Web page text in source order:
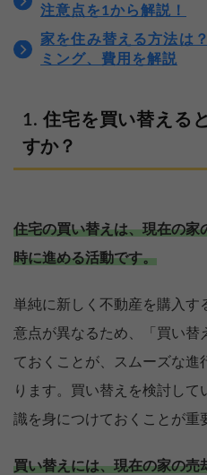
注意点を1から解説！
家を住み替える方法は
ミング、費用を解説
住宅を買い替える
すか？
住宅の買い替えは、現在の家
時に進める活動です。
単純に新しく不動産を購入す
意点が異なるため、「買い替
ておくことが、スムーズな進
ります。買い替えを検討して
識を身につけておくことが重
買い替えには、現在の家の売